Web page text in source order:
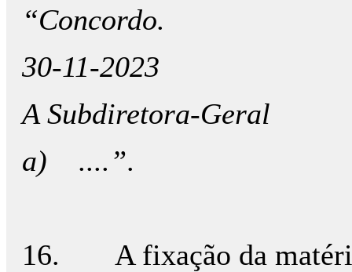
“Concordo.
30-11-2023
A Subdiretora-Geral
a) ....”.
16. A fixação da matéria